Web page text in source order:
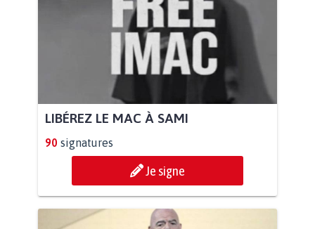
LIBÉREZ LE MAC À SAMI
90 signatures
Je signe